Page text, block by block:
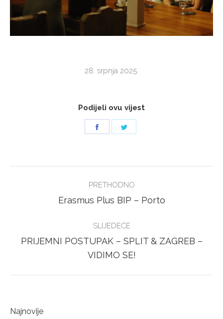
28. srpnja 2025.
Podijeli ovu vijest
NAVIGATION
PRETHODNO
Previous
Erasmus Plus BIP – Porto
SLIJEDEĆE
Next
post:
PRIJEMNI POSTUPAK – SPLIT & ZAGREB –
VIDIMO SE!
Najnovije